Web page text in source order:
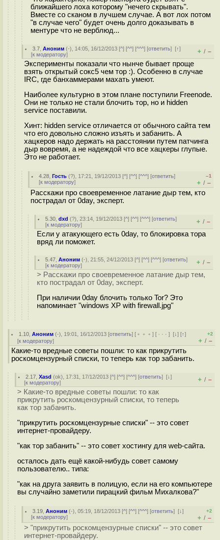
ближайшего лоха которому "нечего скрывать".
Вместе со сканом в лучшем случае. А вот лох потом
"в случае чего" будет очень долго доказывать в
ментуре что не верблюд...
3.7 ,Аноним (-), 14:05, 16/12/2013 [^] [^^] [^^^] [ответить][↑]
[к модератору] + / –
Эксперименты показали что нынче бывает проще
взять открытый сокс5 чем тор :). Особенно в случае
IRC, где банхаммерами махать умеют.
Наиболее культурно в этом плане поступили Freenode.
Они не только не стали блочить тор, но и hidden
service поставили.
Хинт: hidden service отличается от обычного сайта тем
что его довольно сложно изъять и забанить. А
хацкеров надо держать на расстоянии путем патчинга
дыр вовремя, а не надеждой что все хацкеры глупые.
Это не работает.
4.28 ,Гость (?), 17:21, 19/12/2013 [^] [^^] [^^^] [ответить]
[к модератору]
–1
+ / –
Расскажи про своевременное латание дыр тем, кто
пострадал от 0day, эксперт.
5.30 ,dxd (?), 23:14, 19/12/2013 [^] [^^] [^^^] [ответить]
[к модератору] + / –
Если у атакующего есть 0day, то блокировка тора
вряд ли поможет.
5.47 ,Аноним (-), 21:55, 24/12/2013 [^] [^^] [^^^] [ответить]
[к модератору] + / –
> Расскажи про своевременное латание дыр тем,
кто пострадал от 0day, эксперт.
При наличии 0day блочить только Tor? Это
напоминает "windows XP with firewall.jpg"
1.10 ,Аноним (-), 19:01, 16/12/2013 [ответить] [ ﹢﹢﹢] [ · · ·][↓] [↑]
[к модератору]
+2
+ / –
Какие-то вредные советы пошли: то как прикрутить
роскомцензурный списки, то теперь как тор забанить.
2.17 ,Xasd (ok), 17:31, 17/12/2013 [^] [^^] [^^^] [ответить][↓]
[к модератору] + / –
> Какие-то вредные советы пошли: то как
прикрутить роскомцензурный списки, то теперь
как тор забанить.
"прикрутить роскомцензурные списки" -- это совет
интернет-провайдеру.
"как тор забанить" -- это совет хостингу для web-сайта.
осталось дать ещё какой-нибудь совет самому
пользователю.. типа:
"как на друга заявить в полицую, если на его компьютере
вы случайно заметили пирацкий фильм Михалкова?"
3.19 ,Аноним (-), 05:19, 18/12/2013 [^] [^^] [^^^] [ответить][↓]
[к модератору]
+2
+ / –
> "прикрутить роскомцензурные списки" -- это совет
интернет-провайдеру.